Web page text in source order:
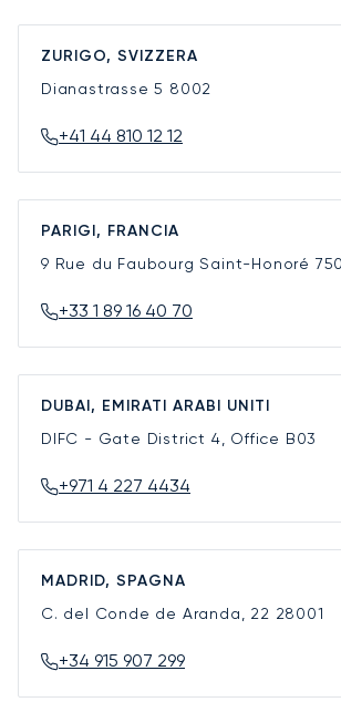
ZURIGO, SVIZZERA
Dianastrasse 5 8002
+41 44 810 12 12
PARIGI, FRANCIA
9 Rue du Faubourg Saint-Honoré
+33 1 89 16 40 70
DUBAI, EMIRATI ARABI UNITI
DIFC - Gate District 4, Office B03
+971 4 227 4434
MADRID, SPAGNA
C. del Conde de Aranda, 22 28001
+34 915 907 299